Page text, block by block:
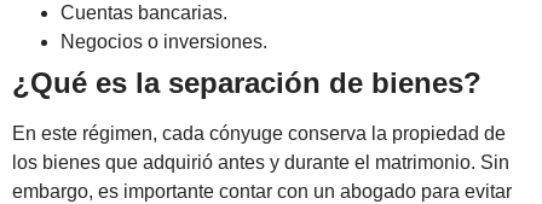
Cuentas bancarias.
Negocios o inversiones.
¿Qué es la separación de bienes?
En este régimen, cada cónyuge conserva la propiedad de
los bienes que adquirió antes y durante el matrimonio. Sin
embargo, es importante contar con un abogado para evitar